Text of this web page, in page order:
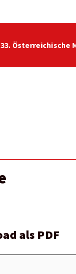
33. Österreichische
als PDF